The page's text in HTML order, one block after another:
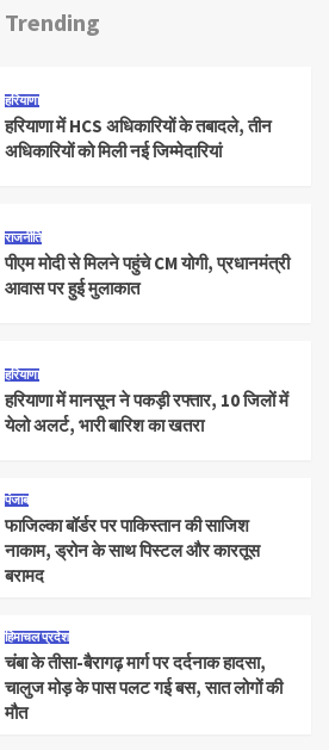
Trending
हरियाणा
हरियाणा में HCS अधिकारियों के तबादले, तीन
अधिकारियों को मिली नई जिम्मेदारियां
राजनीति
पीएम मोदी से मिलने पहुंचे CM योगी, प्रधानमंत्री
आवास पर हुई मुलाकात
हरियाणा
हरियाणा में मानसून ने पकड़ी रफ्तार, 10 जिलों में
येलो अलर्ट, भारी बारिश का खतरा
पंजाब
फाजिल्का बॉर्डर पर पाकिस्तान की साजिश
नाकाम, ड्रोन के साथ पिस्टल और कारतूस
बरामद
हिमाचल प्रदेश
चंबा के तीसा-बैरागढ़ मार्ग पर दर्दनाक हादसा,
चालुज मोड़ के पास पलट गई बस, सात लोगों की
मौत